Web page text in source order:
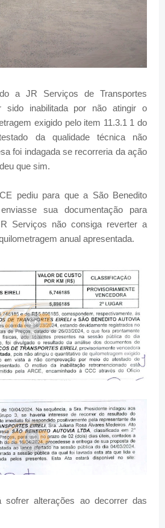
a JR Serviços de Transportes
sido inabilitada por não atingir o
exigido pelo item 11.3.1 1 do
da qualidade técnica não
foi indagada se recorreria da ação
que sim.
pediu para que a São Benedito
sua documentação para
Serviços não consiga reverter a
anual apresentada.
alterações ao decorrer das